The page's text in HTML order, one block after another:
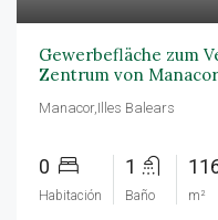
Gewerbefläche zum
Zentrum von Manacor
Manacor,Illes Balears
0
Habitación
1
Baño m²